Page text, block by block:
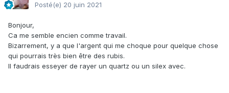
Posté(e) 20 juin 2021
Bonjour,
Ca me semble encien comme travail.
Bizarrement, y a que l'argent qui me choque pour quelque chose
qui pourrais très bien être des rubis.
Il faudrais esseyer de rayer un quartz ou un silex avec.